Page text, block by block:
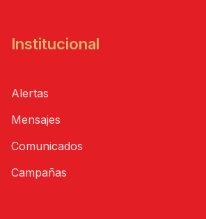
Institucional
Alertas
Mensajes
Comunicados
Campañas